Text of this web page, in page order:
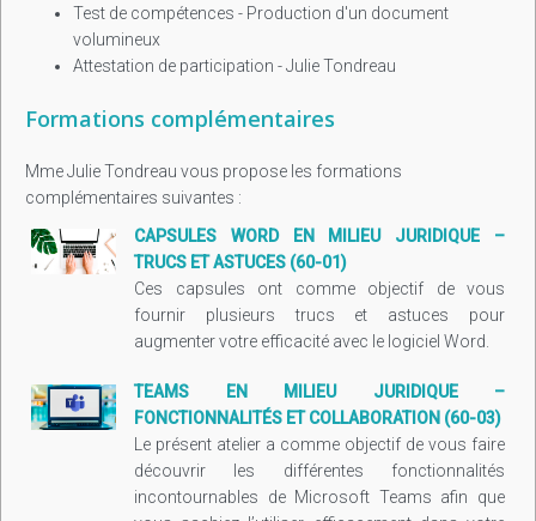
Test de compétences - Production d'un document
volumineux
Attestation de participation - Julie Tondreau
Formations complémentaires
Mme Julie Tondreau vous propose les formations
complémentaires suivantes :
CAPSULES WORD EN MILIEU JURIDIQUE –
TRUCS ET ASTUCES (60-01)
Ces capsules ont comme objectif de vous
fournir plusieurs trucs et astuces pour
augmenter votre efficacité avec le logiciel Word.
TEAMS EN MILIEU JURIDIQUE –
FONCTIONNALITÉS ET COLLABORATION (60-03)
Le présent atelier a comme objectif de vous faire
découvrir les différentes fonctionnalités
incontournables de Microsoft Teams afin que